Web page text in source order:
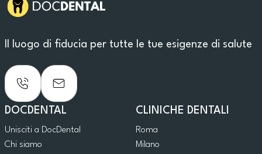
Il luogo di fiducia per tutte le tue esigenze di salute
DOCDENTAL
Unisciti a DocDental
Chi siamo
CLINICHE DENTALI
Roma
Milano